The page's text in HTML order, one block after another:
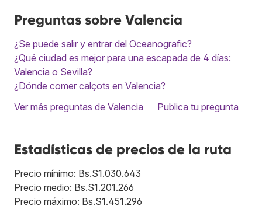
Preguntas sobre Valencia
¿Se puede salir y entrar del Oceanografic?
¿Qué ciudad es mejor para una escapada de 4 días:
Valencia o Sevilla?
¿Dónde comer calçots en Valencia?
Ver más preguntas de Valencia
Publica tu pregunta
Estadísticas de precios de la ruta
Precio mínimo: Bs.S1.030.643
Precio medio: Bs.S1.201.266
Precio máximo: Bs.S1.451.296